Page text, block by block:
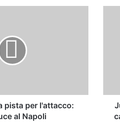
pista per l'attacco:
al Napoli
casa
delle